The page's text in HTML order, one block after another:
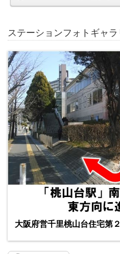
ステーションフォトギャラ
大阪府営千里桃山台住宅第２